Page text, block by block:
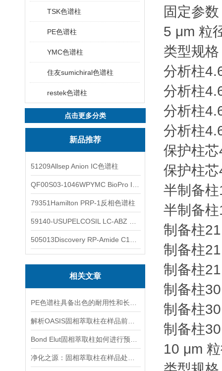
TSK色谱柱
PE色谱柱
YMC色谱柱
住友sumichiral色谱柱
restek色谱柱
点击更多分类
新品推荐
51209Allsep Anion IC色谱柱
79351Hamilton PRP-1反相色谱柱
相关文章
固定参
5 μm 粒
类型规
分析柱
分析柱
分析柱
分析柱
保护柱芯
保护柱芯
半制备柱
半制备柱
制备柱
制备柱
制备柱
制备柱
制备柱
制备柱
10 μm